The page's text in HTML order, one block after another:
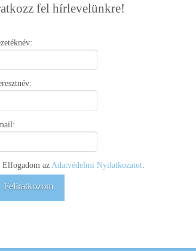
fel hírlevelünkre!
Elfogadom azAdatvédelmi Nyilatkozatot.
Feliratkozom